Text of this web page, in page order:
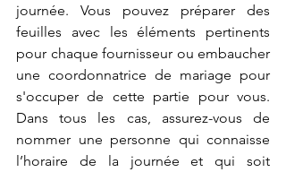
journée. Vous pouvez préparer des
feuilles avec les éléments pertinents
pour chaque fournisseur ou embaucher
une coordonnatrice de mariage pour
s'occuper de cette partie pour vous.
Dans tous les cas, assurez-vous de
nommer une personne qui connaisse
l’horaire de la journée et qui soit